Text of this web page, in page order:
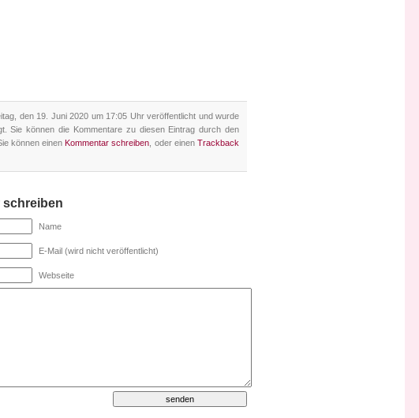
den 19. Juni 2020 um 17:05 Uhr veröffentlicht und wurde
Sie können die Kommentare zu diesen Eintrag durch den
können einen Kommentar schreiben , oder einenTrackback
schreiben
Name
E-Mail (wird nicht veröffentlicht)
Webseite